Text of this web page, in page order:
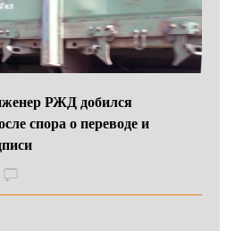
РЖД добился
спора о переводе и